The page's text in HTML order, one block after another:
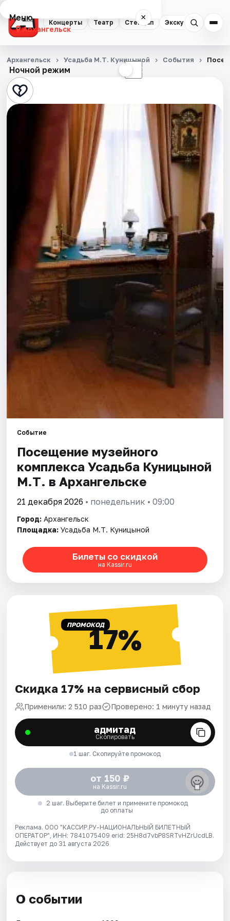
Концерты Театр Стендап Экскурсии
Меню ×
Архангельск
Концерты
Театр
Стендап
Площадки
Артисты
Рейтинги
Ночной режим ☾
Архангельск Усадьба М.Т. Куницыной События
Событие
Посещение музейного
комплекса Усадьба Куницыной
М.Т. в Архангельске
21 декабря 2026 • понедельник • 09:00
Город: Архангельск
Площадка: Усадьба М.Т. Куницыной
Билеты со скидкой
на Kassir.ru
ПРОМОКОД17%
Скидка 17% на сервисный сбор
Применили: 2 510 раз Проверено: 1 минуту назад
адмитад
Скопировать
1 шаг. Скопируйте промокод
от 150 ₽
на Kassir.ru
2 шаг. Выберите билет и примените промокод
до оплаты
Реклама. ООО "КАССИР.РУ-НАЦИОНАЛЬНЫЙ БИЛЕТНЫЙ
ОПЕРАТОР", ИНН: 7841075409 erid: 25H8d7vbP8SRTvHZrUcdLB.
Действует до 31 августа 2026
О событии